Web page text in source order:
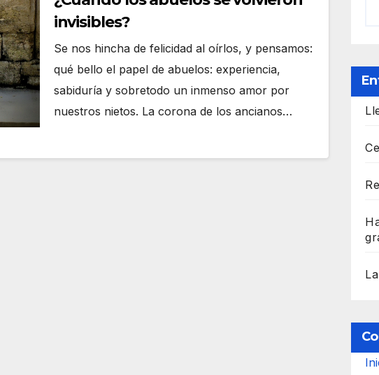
invisibles?
Se nos hincha de felicidad al oírlos, y pensamos:
qué bello el papel de abuelos: experiencia,
sabiduría y sobretodo un inmenso amor por
nuestros nietos. La corona de los ancianos…